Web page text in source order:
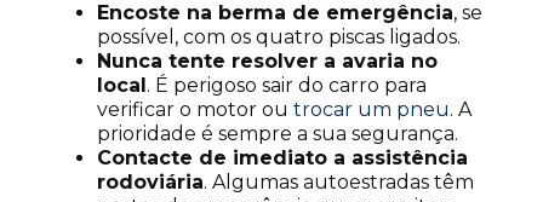
Encoste na berma de emergência, se
possível, com os quatro piscas ligados.
Nunca tente resolver a avaria no
local . É perigoso sair do carro para
verificar o motor ou trocar um pneu. A
prioridade é sempre a sua segurança.
Contacte de imediato a assistência
rodoviária. Algumas autoestradas têm